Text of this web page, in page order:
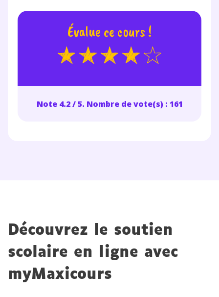
Évalue ce cours !
Note 4.2 / 5. Nombre de vote(s) : 161
Découvrez le soutien
scolaire en ligne avec
myMaxicours
Testez gratuitement
scolaire !
vidéo